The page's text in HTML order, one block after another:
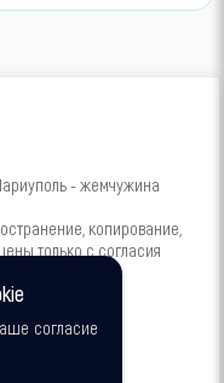
- жемчужина
копирование,
только с согласия
согласие